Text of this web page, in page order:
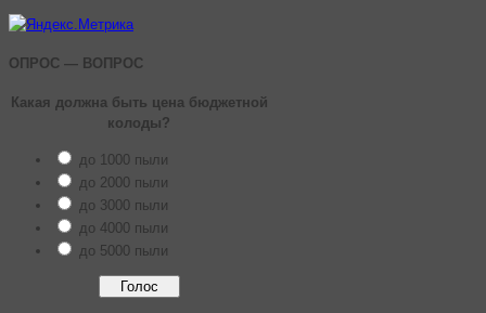
ОПРОС — ВОПРОС
Какая должна быть цена бюджетной
колоды?
до 1000 пыли
до 2000 пыли
до 3000 пыли
до 4000 пыли
до 5000 пыли